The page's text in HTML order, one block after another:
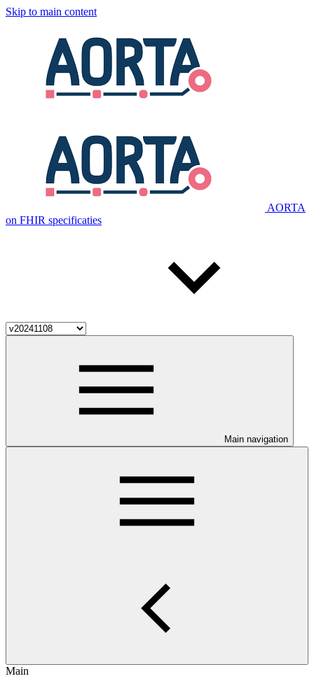
Skip to main content
AORTA
on FHIR specificaties
Main navigation
Main